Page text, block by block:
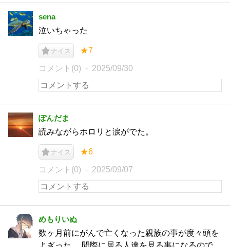
sena
泣いちゃった
ナイス ★7
コメント(0) 2025/09/30
ぽんだま
読みながらホロリと涙がでた。
ナイス ★6
コメント(0) 2025/09/07
めもりいぬ
数ヶ月前にがんで亡くなった親族の事が度々頭を
よぎった。 間際に居る人達を見る事になるので、